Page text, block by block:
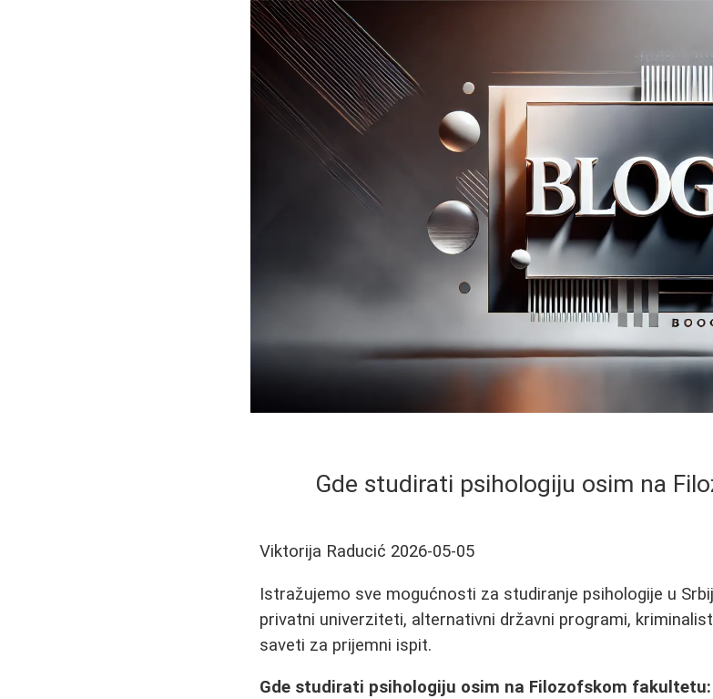
Gde studirati psihologiju osim na
Viktorija Raducić 2026-05-05
Istražujemo sve mogućnosti za studiranje psihologije u
privatni univerziteti, alternativni državni programi,
saveti za prijemni ispit.
Gde studirati psihologiju osim na Filozofskom